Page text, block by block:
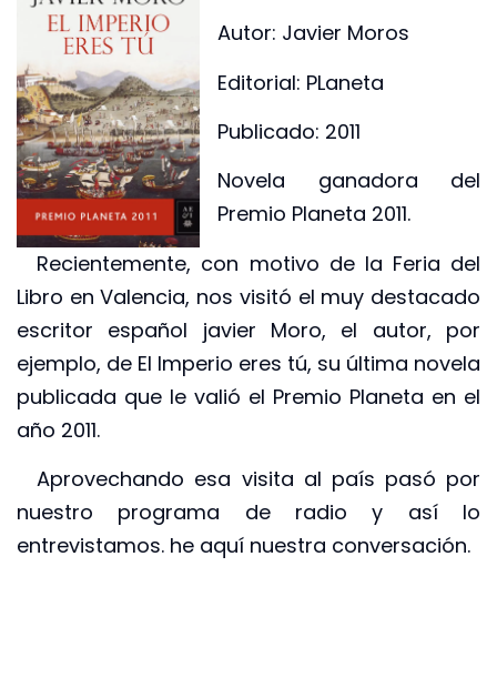
Autor: Javier Moros
Editorial: PLaneta
Publicado: 2011
Novela ganadora del
Premio Planeta 2011.
Recientemente, con motivo de la Feria del
Libro en Valencia, nos visitó el muy destacado
escritor español javier Moro, el autor, por
ejemplo, de El Imperio eres tú, su última novela
publicada que le valió el Premio Planeta en el
año 2011.
Aprovechando esa visita al país pasó por
nuestro programa de radio y así lo
entrevistamos. he aquí nuestra conversación.